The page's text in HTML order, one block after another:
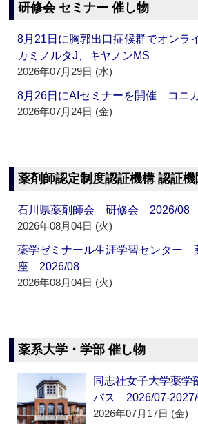
研修会 セミナー 催し物
8月21日に胸郭出口症候群でオン
カミノルタJ、キヤノンMS
2026年07月29日 (水)
8月26日にAIセミナーを開催 コニ
2026年07月24日 (金)
薬剤師認定制度認証機構 認証
石川県薬剤師会 研修会 2026/08
2026年08月04日 (火)
薬学ゼミナール生涯学習センター
座 2026/08
2026年08月04日 (火)
薬系大学・学部 催し物
同志社女子大学薬
パス 2026/07-
2026年07月17日 (金)